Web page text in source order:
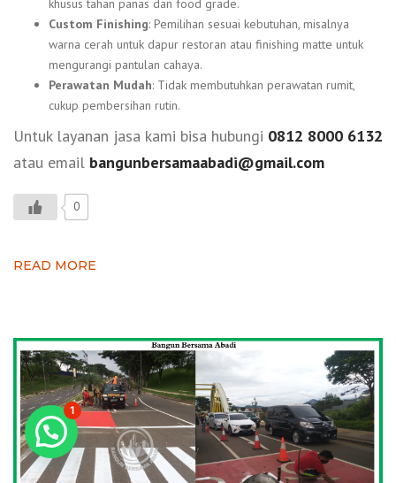
khusus tahan panas dan food grade.
Custom Finishing: Pemilihan sesuai kebutuhan, misalnya
warna cerah untuk dapur restoran atau finishing matte untuk
mengurangi pantulan cahaya.
Perawatan Mudah: Tidak membutuhkan perawatan rumit,
cukup pembersihan rutin.
Untuk layanan jasa kami bisa hubungi 0812 8000 6132
atau email bangunbersamaabadi@gmail.com
0
READ MORE
1
Konsultasi GRATIS!